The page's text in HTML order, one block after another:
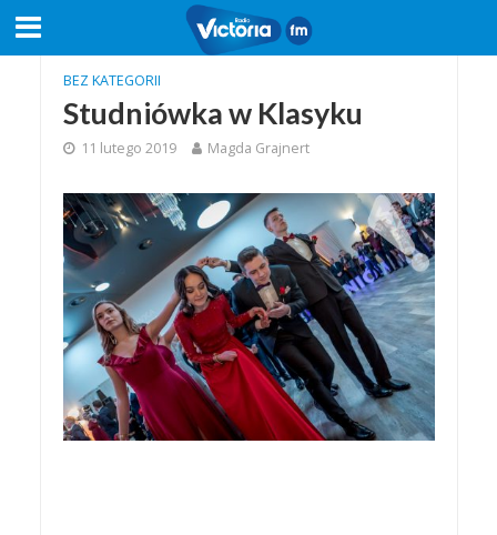
BEZ KATEGORII
Studniówka w Klasyku
11 lutego 2019 Magda Grajnert